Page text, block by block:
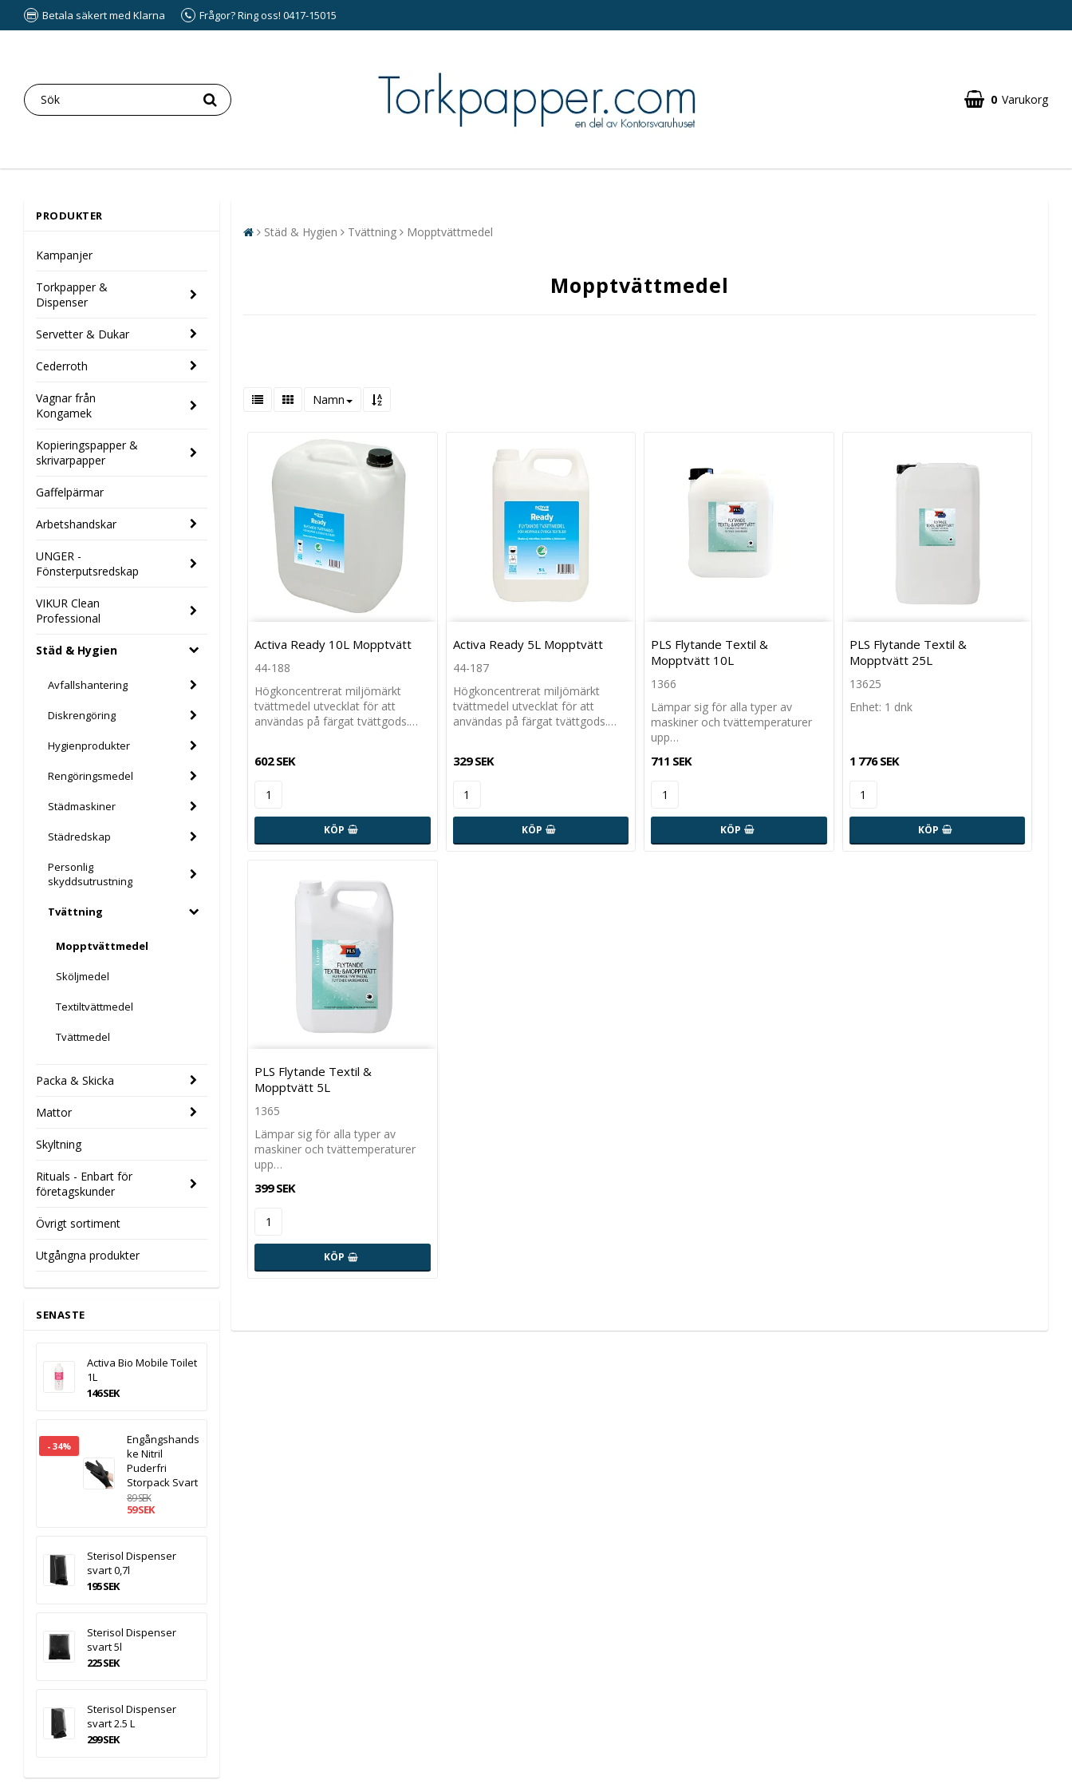
Betala säkert med Klarna Frågor? Ring oss! 0417-15015
0 Varukorg
PRODUKTER
Kampanjer
Torkpapper &
Dispenser
Servetter & Dukar
Cederroth
Vagnar från
Kongamek
Kopieringspapper &
skrivarpapper
Gaffelpärmar
Arbetshandskar
UNGER -
Fönsterputsredskap
VIKUR Clean
Professional
Städ & Hygien
Avfallshantering
Diskrengöring
Hygienprodukter
Rengöringsmedel
Städmaskiner
Städredskap
Personlig
skyddsutrustning
Tvättning
Mopptvättmedel
Sköljmedel
Textiltvättmedel
Tvättmedel
Packa & Skicka
Mattor
Skyltning
Rituals - Enbart för
företagskunder
Övrigt sortiment
Utgångna produkter
SENASTE
Activa Bio Mobile Toilet
1L
146 SEK
- 34%
Engångshands
ke Nitril
Puderfri
Storpack Svart
89 SEK
59 SEK
Sterisol Dispenser
svart 0,7l
195 SEK
Sterisol Dispenser
svart 5l
225 SEK
Sterisol Dispenser
svart 2.5 L
299 SEK
Städ & Hygien Tvättning Mopptvättmedel
Mopptvättmedel
Namn
Activa Ready 10L Mopptvätt
44-188
Högkoncentrerat miljömärkt
tvättmedel utvecklat för att
användas på färgat tvättgods.…
602 SEK
KÖP
Activa Ready 5L Mopptvätt
44-187
Högkoncentrerat miljömärkt
tvättmedel utvecklat för att
användas på färgat tvättgods.…
329 SEK
KÖP
PLS Flytande Textil &
Mopptvätt 10L
1366
Lämpar sig för alla typer av
maskiner och tvättemperaturer
upp…
711 SEK
KÖP
PLS Flytande Textil &
Mopptvätt 25L
13625
Enhet: 1 dnk
1 776 SEK
KÖP
PLS Flytande Textil &
Mopptvätt 5L
1365
Lämpar sig för alla typer av
maskiner och tvättemperaturer
upp…
399 SEK
KÖP